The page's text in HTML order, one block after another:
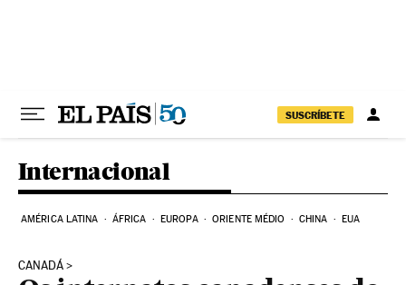
SUSCRÍBETE
Internacional
AMÉRICA LATINA ÁFRICA EUROPA ORIENTE MÉDIO CHINA EUA
CANADÁ